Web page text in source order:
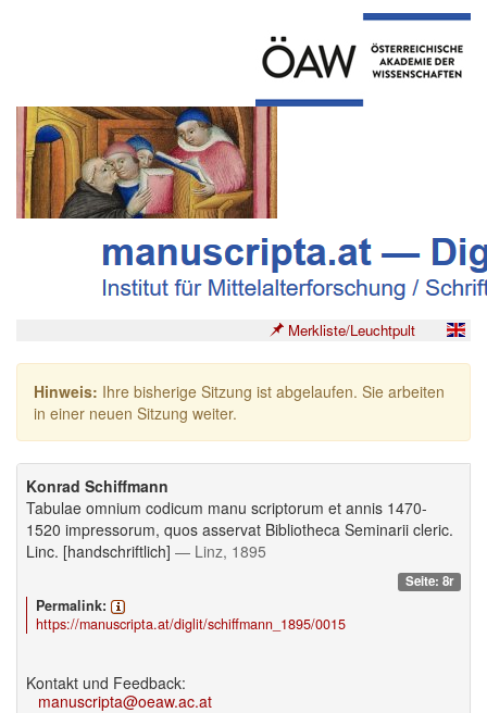
Merkliste/Leuchtpult
Hinweis: Ihre bisherige Sitzung ist abgelaufen. Sie arbeiten
in einer neuen Sitzung weiter.
Konrad Schiffmann
Tabulae omnium codicum manu scriptorum et annis 1470-
1520 impressorum, quos asservat Bibliotheca Seminarii cleric.
Linc. [handschriftlich] — Linz, 1895
Seite: 8r
Permalink:
https://manuscripta.at/diglit/schiffmann_1895/0015
Kontakt und Feedback:
manuscripta@oeaw.ac.at